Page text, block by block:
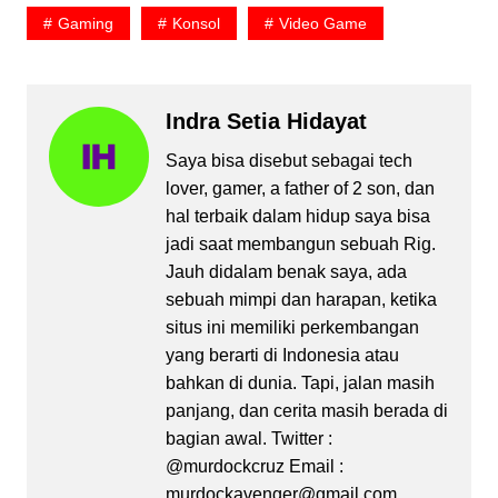
Gaming Konsol Video Game
Indra Setia Hidayat
Saya bisa disebut sebagai tech
lover, gamer, a father of 2 son, dan
hal terbaik dalam hidup saya bisa
jadi saat membangun sebuah Rig.
Jauh didalam benak saya, ada
sebuah mimpi dan harapan, ketika
situs ini memiliki perkembangan
yang berarti di Indonesia atau
bahkan di dunia. Tapi, jalan masih
panjang, dan cerita masih berada di
bagian awal. Twitter :
@murdockcruz Email :